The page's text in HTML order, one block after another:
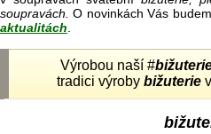
soupravách. O novinkách Vás
aktualitách
Výrobou naší #
tradici výrobybižuterie